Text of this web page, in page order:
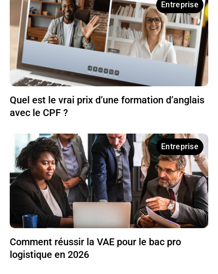
Entreprise
Quel est le vrai prix d’une formation d’anglais
avec le CPF ?
Entreprise
Comment réussir la VAE pour le bac pro
logistique en 2026